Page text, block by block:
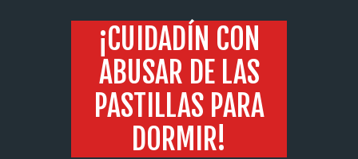
¡CUIDADÍN CON
ABUSAR DE LAS
PASTILLAS PARA
DORMIR!